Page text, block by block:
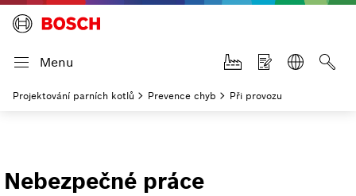
Menu
Projektování parních kotlů Prevence chyb Při provozu
Nebezpečné práce